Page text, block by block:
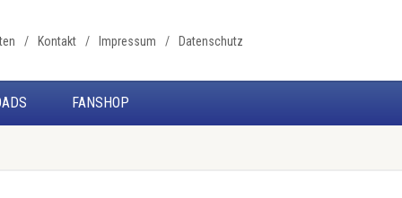
Kontakt Impressum Datenschutz
FANSHOP